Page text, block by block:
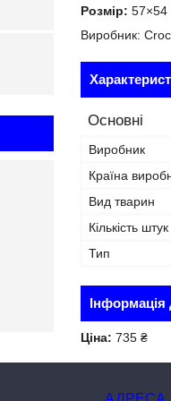
Розмір: 57×54
Виробник:
Основні
Виробник
Країна
Вид тварин
Кількість штук
Тип
Ціна: 735 ₴